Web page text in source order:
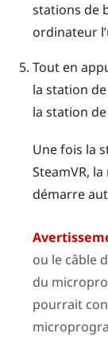
stations de
ordinateur
Tout en
la station
la station
Une fois la
SteamVR, la
démarre
ou le câble
du
pourrait